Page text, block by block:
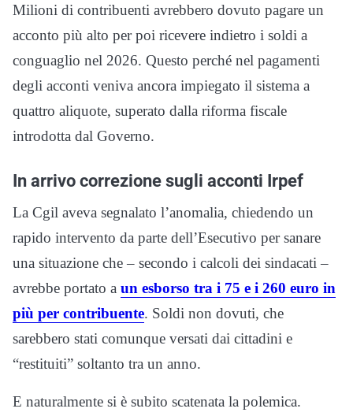
Milioni di contribuenti avrebbero dovuto pagare un
acconto più alto per poi ricevere indietro i soldi a
conguaglio nel 2026. Questo perché nel pagamenti
degli acconti veniva ancora impiegato il sistema a
quattro aliquote, superato dalla riforma fiscale
introdotta dal Governo.
In arrivo correzione sugli acconti Irpef
La Cgil aveva segnalato l’anomalia, chiedendo un
rapido intervento da parte dell’Esecutivo per sanare
una situazione che – secondo i calcoli dei sindacati –
avrebbe portato a un esborso tra i 75 e i 260 euro in
più per contribuente. Soldi non dovuti, che
sarebbero stati comunque versati dai cittadini e
“restituiti” soltanto tra un anno.
E naturalmente si è subito scatenata la polemica.